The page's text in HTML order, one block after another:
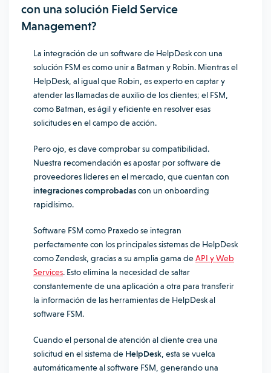
con una solución Field Service
Management?
La integración de un software de HelpDesk con una
solución FSM es como unir a Batman y Robin. Mientras el
HelpDesk, al igual que Robin, es experto en captar y
atender las llamadas de auxilio de los clientes; el FSM,
como Batman, es ágil y eficiente en resolver esas
solicitudes en el campo de acción.
Pero ojo, es clave comprobar su compatibilidad.
Nuestra recomendación es apostar por software de
proveedores líderes en el mercado, que cuentan con
integraciones comprobadascon un onboarding
rapidísimo.
Software FSM como Praxedo se integran
perfectamente con los principales sistemas de HelpDesk
como Zendesk, gracias a su amplia gama deAPI y Web
Services. Esto elimina la necesidad de saltar
constantemente de una aplicación a otra para transferir
la información de las herramientas de HelpDesk al
software FSM.
Cuando el personal de atención al cliente crea una
solicitud en el sistema de HelpDesk , esta se vuelca
automáticamente al software FSM, generando una